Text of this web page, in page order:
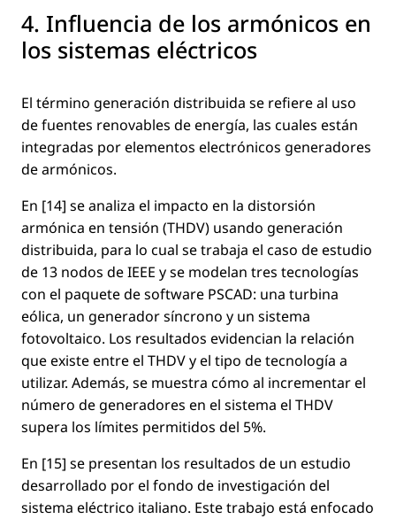
4. Inﬂuencia de los armónicos en
los sistemas eléctricos
El término generación distribuida se reﬁere al uso
de fuentes renovables de energía, las cuales están
integradas por elementos electrónicos generadores
de armónicos.
En [14] se analiza el impacto en la distorsión
armónica en tensión (THDV) usando generación
distribuida, para lo cual se trabaja el caso de estudio
de 13 nodos de IEEE y se modelan tres tecnologías
con el paquete de software PSCAD: una turbina
eólica, un generador síncrono y un sistema
fotovoltaico. Los resultados evidencian la relación
que existe entre el THDV y el tipo de tecnología a
utilizar. Además, se muestra cómo al incrementar el
número de generadores en el sistema el THDV
supera los límites permitidos del 5%.
En [15] se presentan los resultados de un estudio
desarrollado por el fondo de investigación del
sistema eléctrico italiano. Este trabajo está enfocado